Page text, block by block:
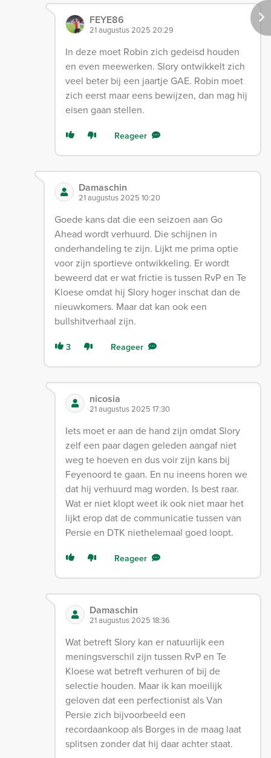
FEYE86
21 augustus 2025 20:29
In deze moet Robin zich gedeisd houden
en even meewerken. Slory ontwikkelt zich
veel beter bij een jaartje GAE. Robin moet
zich eerst maar eens bewijzen, dan mag hij
eisen gaan stellen.
Reageer
Damaschin
21 augustus 2025 10:20
Goede kans dat die een seizoen aan Go
Ahead wordt verhuurd. Die schijnen in
onderhandeling te zijn. Lijkt me prima optie
voor zijn sportieve ontwikkeling. Er wordt
beweerd dat er wat frictie is tussen RvP en Te
Kloese omdat hij Slory hoger inschat dan de
nieuwkomers. Maar dat kan ook een
bullshitverhaal zijn.
3 Reageer
nicosia
21 augustus 2025 17:30
Iets moet er aan de hand zijn omdat Slory
zelf een paar dagen geleden aangaf niet
weg te hoeven en dus voir zijn kans bij
Feyenoord te gaan. En nu ineens horen we
dat hij verhuurd mag worden. Is best raar.
Wat er niet klopt weet ik ook niet maar het
lijkt erop dat de communicatie tussen van
Persie en DTK niethelemaal goed loopt.
Reageer
Damaschin
21 augustus 2025 18:36
Wat betreft Slory kan er natuurlijk een
meningsverschil zijn tussen RvP en Te
Kloese wat betreft verhuren of bij de
selectie houden. Maar ik kan moeilijk
geloven dat een perfectionist als Van
Persie zich bijvoorbeeld een
recordaankoop als Borges in de maag laat
splitsen zonder dat hij daar achter staat.